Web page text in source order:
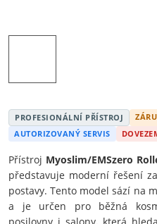
PROFESIONÁLNÍ PŘÍSTROJ
AUTORIZOVANÝ SERVIS
Přístroj Myoslim/EMSzero
představuje moderní řešení
postavy. Tento model sází na
a je určen pro běžná